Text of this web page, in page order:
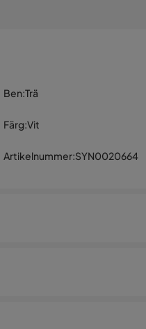
Ben:Trä
Färg:Vit
Artikelnummer:SYN0020664